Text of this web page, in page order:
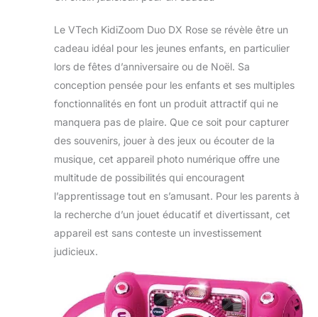
Le VTech KidiZoom Duo DX Rose se révèle être un
cadeau idéal pour les jeunes enfants, en particulier
lors de fêtes d’anniversaire ou de Noël. Sa
conception pensée pour les enfants et ses multiples
fonctionnalités en font un produit attractif qui ne
manquera pas de plaire. Que ce soit pour capturer
des souvenirs, jouer à des jeux ou écouter de la
musique, cet appareil photo numérique offre une
multitude de possibilités qui encouragent
l’apprentissage tout en s’amusant. Pour les parents à
la recherche d’un jouet éducatif et divertissant, cet
appareil est sans conteste un investissement
judicieux.